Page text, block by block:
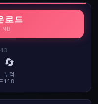
로드
MB
🔄
누적
118